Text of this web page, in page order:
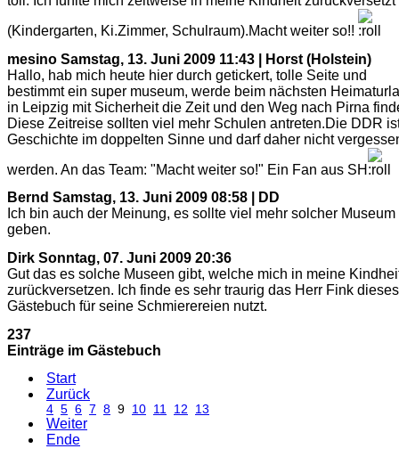
(Kindergarten, Ki.Zimmer, Schulraum).Macht weiter so!!
mesino Samstag, 13. Juni 2009 11:43 | Horst (Holstein)
Hallo, hab mich heute hier durch getickert, tolle Seite und
bestimmt ein super museum, werde beim nächsten
in Leipzig mit Sicherheit die Zeit und den Weg nach Pirna
Diese Zeitreise sollten viel mehr Schulen antreten.Die DDR
Geschichte im doppelten Sinne und darf daher nicht
werden. An das Team: "Macht weiter so!" Ein Fan aus SH
Bernd Samstag, 13. Juni 2009 08:58 | DD
Ich bin auch der Meinung, es sollte viel mehr solcher Museum
geben.
Dirk Sonntag, 07. Juni 2009 20:36
Gut das es solche Museen gibt, welche mich in meine
zurückversetzen. Ich finde es sehr traurig das Herr Fink dieses
Gästebuch für seine Schmierereien nutzt.
237
Einträge im Gästebuch
Start
Zurück
4 5 6 7 8 9 10 11 12 13
Weiter
Ende